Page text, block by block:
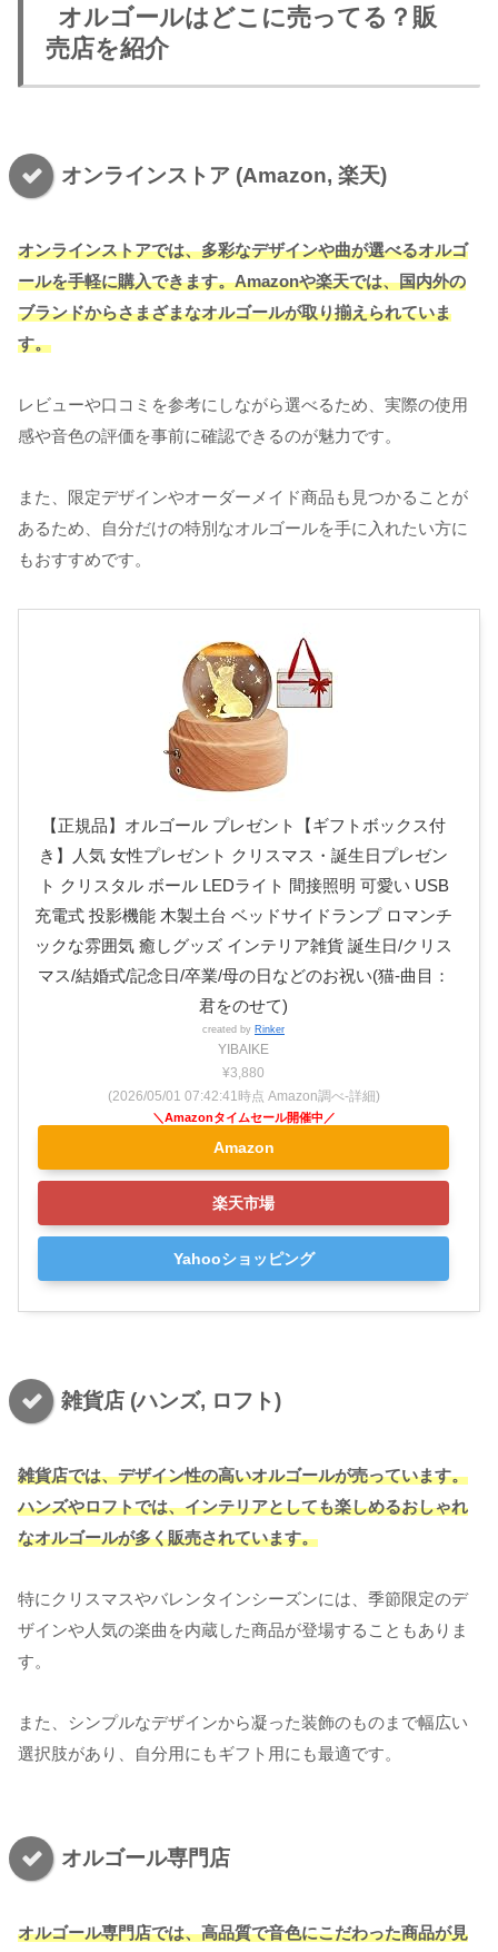
オルゴールはどこに売ってる？販
売店を紹介
オンラインストア (Amazon, 楽天)
オンラインストアでは、多彩なデザインや曲が選べるオルゴ
ールを手軽に購入できます。Amazonや楽天では、国内外の
ブランドからさまざまなオルゴールが取り揃えられていま
す。
レビューや口コミを参考にしながら選べるため、実際の使用
感や音色の評価を事前に確認できるのが魅力です。
また、限定デザインやオーダーメイド商品も見つかることが
あるため、自分だけの特別なオルゴールを手に入れたい方に
もおすすめです。
【正規品】オルゴール プレゼント【ギフトボックス付
き】人気 女性プレゼント クリスマス・誕生日プレゼン
ト クリスタル ボール LEDライト 間接照明 可愛い USB
充電式 投影機能 木製土台 ベッドサイドランプ ロマンチ
ックな雰囲気 癒しグッズ インテリア雑貨 誕生日/クリス
マス/結婚式/記念日/卒業/母の日などのお祝い(猫-曲目：
君をのせて)
created by Rinker
YIBAIKE
¥3,880
(2026/05/01 07:42:41時点 Amazon調べ-詳細)
Amazon
楽天市場
Yahooショッピング
雑貨店 (ハンズ, ロフト)
雑貨店では、デザイン性の高いオルゴールが売っています。
ハンズやロフトでは、インテリアとしても楽しめるおしゃれ
なオルゴールが多く販売されています。
特にクリスマスやバレンタインシーズンには、季節限定のデ
ザインや人気の楽曲を内蔵した商品が登場することもありま
す。
また、シンプルなデザインから凝った装飾のものまで幅広い
選択肢があり、自分用にもギフト用にも最適です。
オルゴール専門店
オルゴール専門店では、高品質で音色にこだわった商品が見